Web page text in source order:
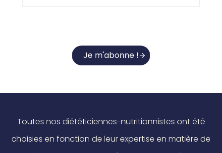
Je m'abonne !
Toutes nos diététiciennes-nutritionnistes ont été
choisies en fonction de leur expertise en matière de